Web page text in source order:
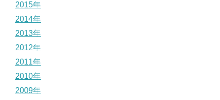
2015年
2014年
2013年
2012年
2011年
2010年
2009年